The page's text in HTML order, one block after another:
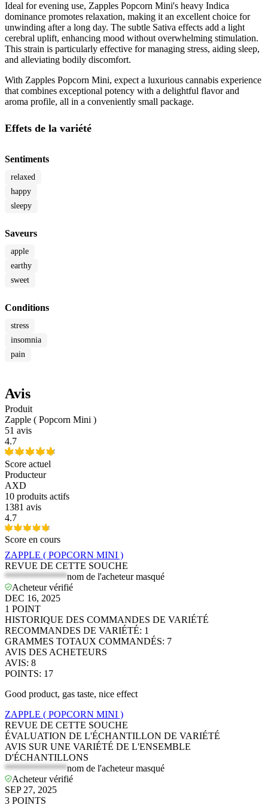
Ideal for evening use, Zapples Popcorn Mini's heavy Indica
dominance promotes relaxation, making it an excellent choice for
unwinding after a long day. The subtle Sativa effects add a light
cerebral uplift, enhancing mood without overwhelming stimulation.
This strain is particularly effective for managing stress, aiding sleep,
and alleviating bodily discomfort.
With Zapples Popcorn Mini, expect a luxurious cannabis experience
that combines exceptional potency with a delightful flavor and
aroma profile, all in a conveniently small package.
Effets de la variété
Sentiments
relaxed
happy
sleepy
Saveurs
apple
earthy
sweet
Conditions
stress
insomnia
pain
Avis
Produit
Zapple ( Popcorn Mini )
51 avis
4.7
Score actuel
Producteur
AXD
10 produits actifs
1381 avis
4.7
Score en cours
ZAPPLE ( POPCORN MINI )
REVUE DE CETTE SOUCHE
*************nom de l'acheteur masqué
Acheteur vérifié
DEC 16, 2025
1 POINT
HISTORIQUE DES COMMANDES DE VARIÉTÉ
RECOMMANDES DE VARIÉTÉ: 1
GRAMMES TOTAUX COMMANDÉS: 7
AVIS DES ACHETEURS
AVIS: 8
POINTS: 17
Good product, gas taste, nice effect
ZAPPLE ( POPCORN MINI )
REVUE DE CETTE SOUCHE
ÉVALUATION DE L'ÉCHANTILLON DE VARIÉTÉ
AVIS SUR UNE VARIÉTÉ DE L'ENSEMBLE
D'ÉCHANTILLONS
*************nom de l'acheteur masqué
Acheteur vérifié
SEP 27, 2025
3 POINTS